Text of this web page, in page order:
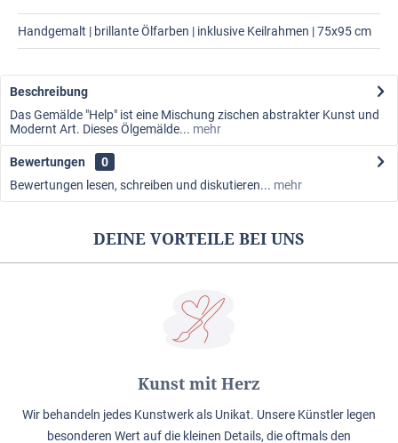
Handgemalt | brillante Ölfarben | inklusive Keilrahmen | 75x95 cm
Beschreibung
Das Gemälde "Help" ist eine Mischung zischen abstrakter Kunst und
Modernt Art. Dieses Ölgemälde... mehr
Bewertungen
0
Bewertungen lesen, schreiben und diskutieren... mehr
DEINE VORTEILE BEI UNS
Kunst mit Herz
Wir behandeln jedes Kunstwerk als Unikat. Unsere Künstler legen
besonderen Wert auf die kleinen Details, die oftmals den